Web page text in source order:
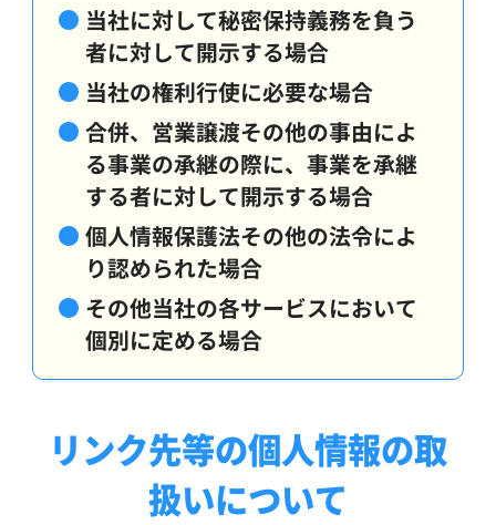
当社に対して秘密保持義務を負う
者に対して開示する場合
当社の権利行使に必要な場合
合併、営業譲渡その他の事由によ
る事業の承継の際に、事業を承継
する者に対して開示する場合
個人情報保護法その他の法令によ
り認められた場合
その他当社の各サービスにおいて
個別に定める場合
リンク先等の個人情報の取
扱いについて